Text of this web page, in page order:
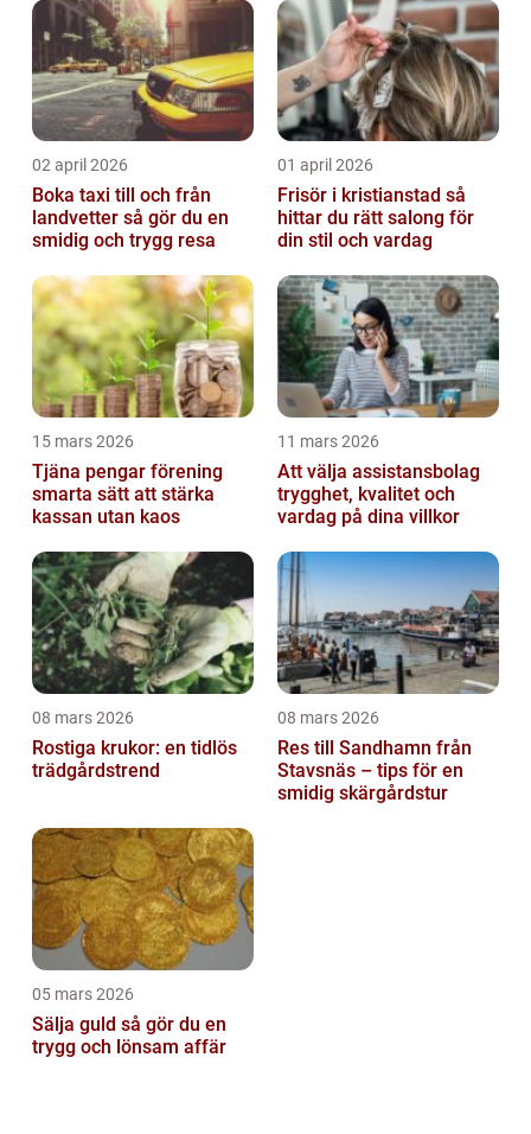
02 april 2026
Boka taxi till och från
landvetter så gör du en
smidig och trygg resa
01 april 2026
Frisör i kristianstad så
hittar du rätt salong för
din stil och vardag
15 mars 2026
Tjäna pengar förening
smarta sätt att stärka
kassan utan kaos
11 mars 2026
Att välja assistansbolag
trygghet, kvalitet och
vardag på dina villkor
08 mars 2026
Rostiga krukor: en tidlös
trädgårdstrend
08 mars 2026
Res till Sandhamn från
Stavsnäs – tips för en
smidig skärgårdstur
05 mars 2026
Sälja guld så gör du en
trygg och lönsam affär